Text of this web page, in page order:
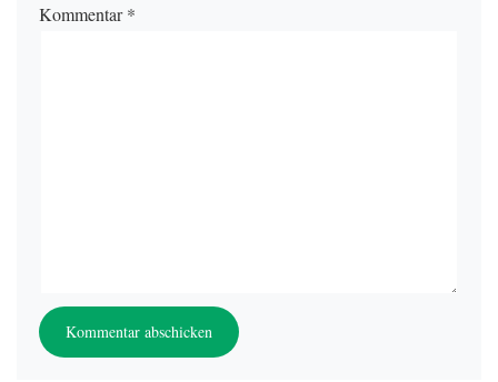
Kommentar*